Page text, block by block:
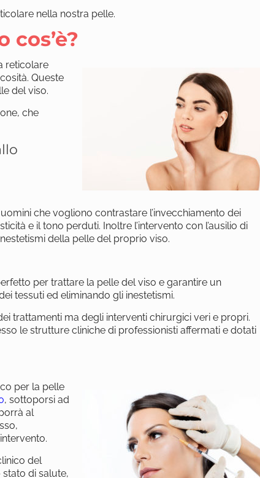
nella nostra pelle.
reticolare
Queste
del viso.
che
che vogliono contrastare l’invecchiamento dei
e il tono perduti. Inoltre l’intervento con l’ausilio di
della pelle del proprio viso.
per trattare la pelle del viso e garantire un
tessuti ed eliminando gli inestetismi.
trattamenti ma degli interventi chirurgici veri e propri.
le strutture cliniche di professionisti affermati e dotati
per la pelle
, sottoporsi ad
al
del
di salute,